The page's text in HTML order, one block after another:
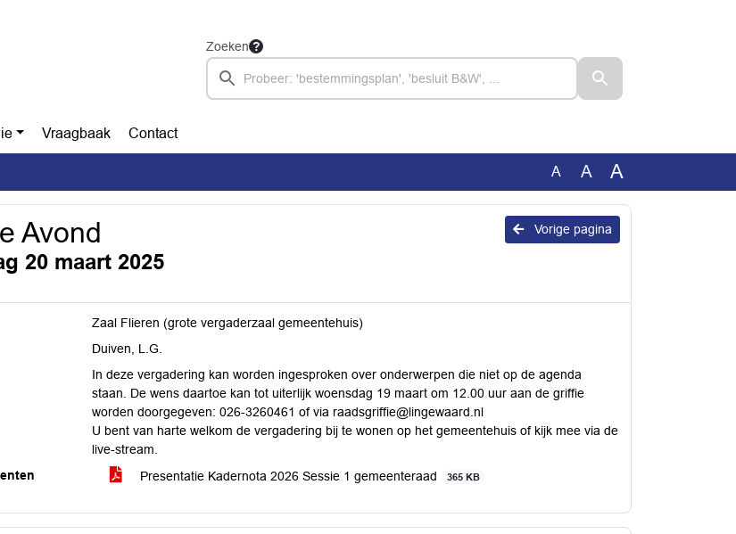
Zoeken
Vraagbaak Contact
A A A
Vorige pagina
Avond
20 maart 2025
Zaal Flieren (grote vergaderzaal gemeentehuis)
Duiven, L.G.
In deze vergadering kan worden ingesproken over onderwerpen die niet op de agenda
staan. De wens daartoe kan tot uiterlijk woensdag 19 maart om 12.00 uur aan de griffie
worden doorgegeven: 026-3260461 of via raadsgriffie@lingewaard.nl
U bent van harte welkom de vergadering bij te wonen op het gemeentehuis of kijk mee via de
live-stream.
Presentatie Kadernota 2026 Sessie 1 gemeenteraad 365 KB